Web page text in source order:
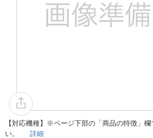
【対応機種】※ページ下部の「商品の特徴」欄
い。 詳細